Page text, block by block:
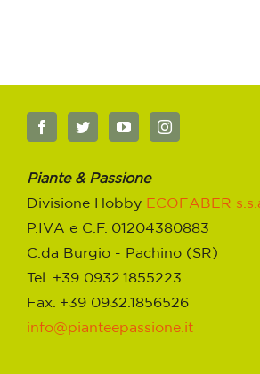
Piante & Passione
Divisione Hobby ECOFABER
P.IVA e C.F. 01204380883
C.da Burgio - Pachino (SR)
Tel. +39 0932.1855223
Fax. +39 0932.1856526
info@pianteepassione.it